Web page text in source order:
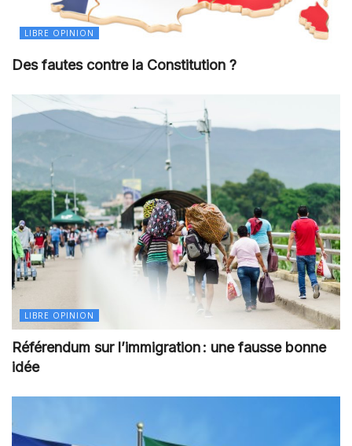
LIBRE OPINION
Des fautes contre la Constitution ?
LIBRE OPINION
Référendum sur l’immigration : une fausse bonne
idée